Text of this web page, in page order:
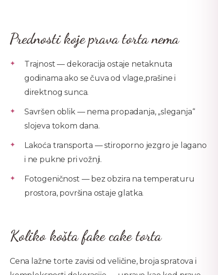
Prednosti koje prava torta nema
Trajnost — dekoracija ostaje netaknuta
godinama ako se čuva od vlage,prašine i
direktnog sunca.
Savršen oblik — nema propadanja, „sleganja“
slojeva tokom dana.
Lakoća transporta — stiroporno jezgro je lagano
i ne pukne pri vožnji.
Fotogeničnost — bez obzira na temperaturu
prostora, površina ostaje glatka.
Koliko košta fake cake torta
Cena lažne torte zavisi od veličine, broja spratova i